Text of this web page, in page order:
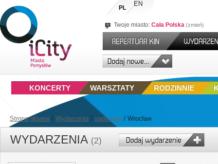
PL
EN
Twoje miasto: Cała Polska zmień
RODZINNIE
WARSZTATY
KONCERTY
Strona główna / Wydarzenia / spotkania / Wrocław
WYDARZENIA (2)